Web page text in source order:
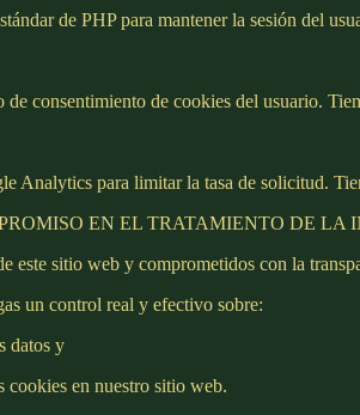
de PHP para mantener la sesión del
de consentimiento de cookies del usuario.
Analytics para limitar la tasa de solicitud.
EN EL TRATAMIENTO DE
este sitio web y comprometidos con la
un control real y efectivo sobre:
datos y
cookies en nuestro sitio web.